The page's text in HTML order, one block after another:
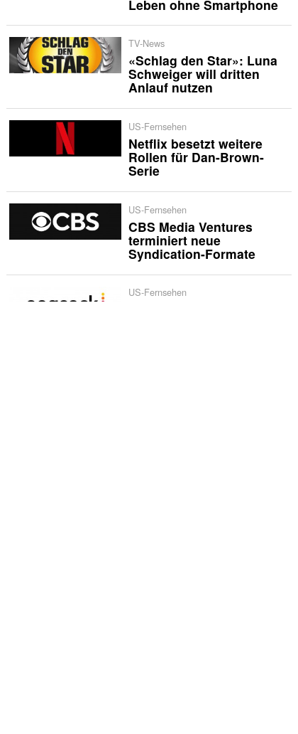
Leben ohne Smartphone
TV-News
«Schlag den Star»: Luna
Schweiger will dritten
Anlauf nutzen
US-Fernsehen
Netflix besetzt weitere
Rollen für Dan-Brown-
Serie
US-Fernsehen
CBS Media Ventures
terminiert neue
Syndication-Formate
US-Fernsehen